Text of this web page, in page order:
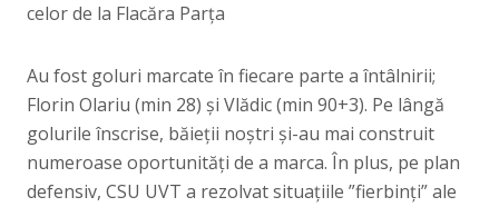
celor de la Flacăra Parța
Au fost goluri marcate în fiecare parte a întâlnirii;
Florin Olariu (min 28) și Vlădic (min 90+3). Pe lângă
golurile înscrise, băieții noștri și-au mai construit
numeroase oportunități de a marca. În plus, pe plan
defensiv, CSU UVT a rezolvat situațiile ”fierbinți” ale